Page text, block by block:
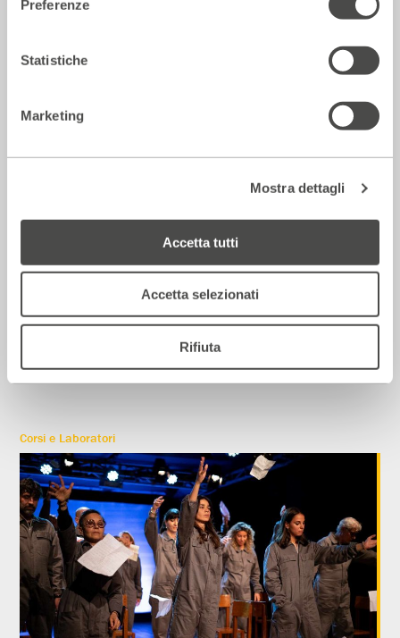
Preferenze
Statistiche
Marketing
Mostra dettagli
Accetta tutti
Accetta selezionati
Rifiuta
Incontri e Libri
Amaremilano e il suo destino
2023 - 2024 Cartellone
Corsi e Laboratori